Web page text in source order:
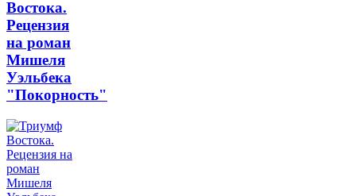
Востока.
Рецензия
на роман
Мишеля
Уэльбека
"Покорность"